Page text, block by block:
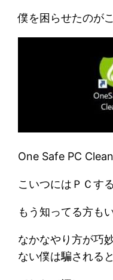
僕を困らせたのが
One Safe PC
こいつにはＰＣす
もう知ってる方も
なかなやり方が巧
ない僕は騙される